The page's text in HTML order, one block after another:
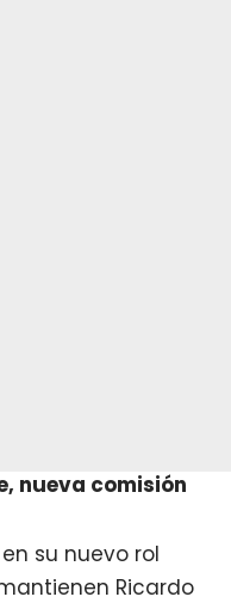
nueva comisión
su nuevo rol
Ricardo